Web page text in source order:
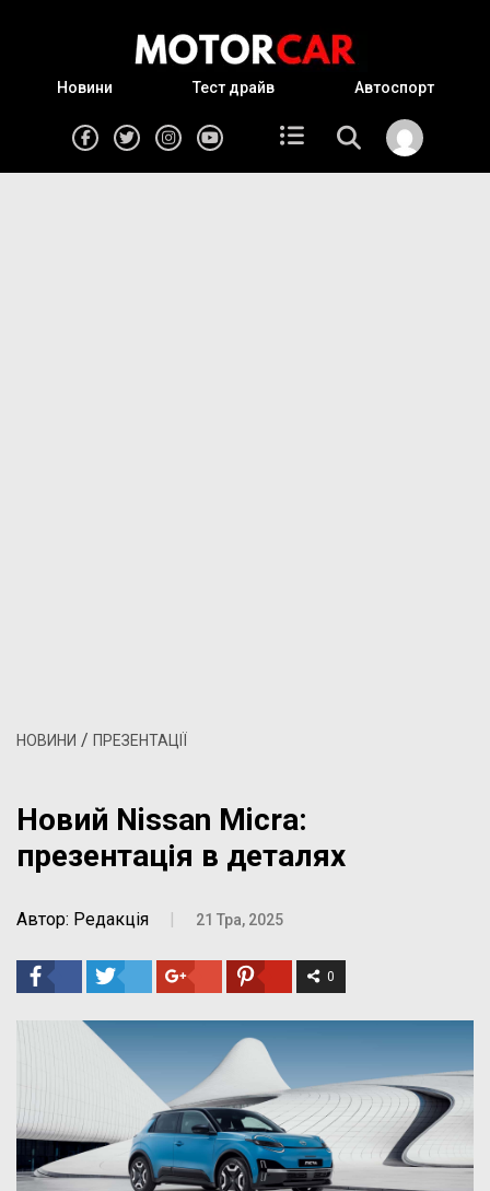
Новини Тест драйв Автоспорт
НОВИНИ / ПРЕЗЕНТАЦІЇ
Новий Nissan Micra:
презентація в деталях
Автор: Редакція | 21 Тра, 2025
0